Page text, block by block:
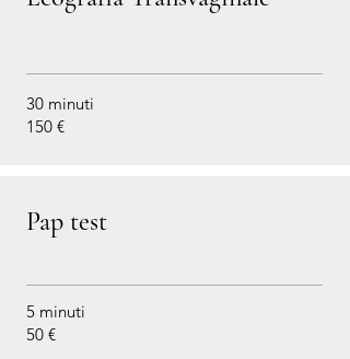
30 minuti
150 €
Pap test
5 minuti
50 €